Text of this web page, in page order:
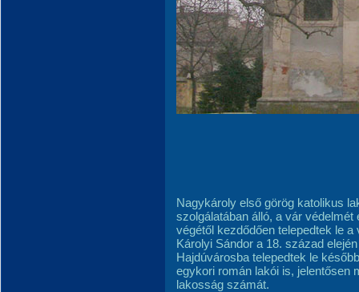
Nagykároly első görög katolikus
szolgálatában álló, a vár
végétől kezdődően telepedtek le
Károlyi Sándor a 18. század
Hajdúvárosba telepedtek le
egykori román lakói is, jelentősen
lakosság számát.